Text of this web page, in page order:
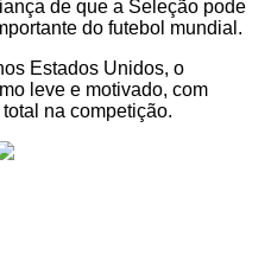
de que a Seleção pode
do futebol mundial.
Estados Unidos, o
leve e motivado, com
na competição.